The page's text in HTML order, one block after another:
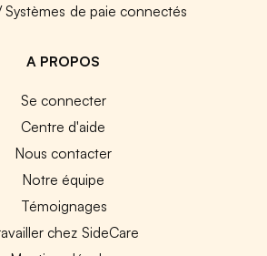
Systèmes de paie connectés
A PROPOS
Se connecter
Centre d'aide
Nous contacter
Notre équipe
Témoignages
chez SideCare